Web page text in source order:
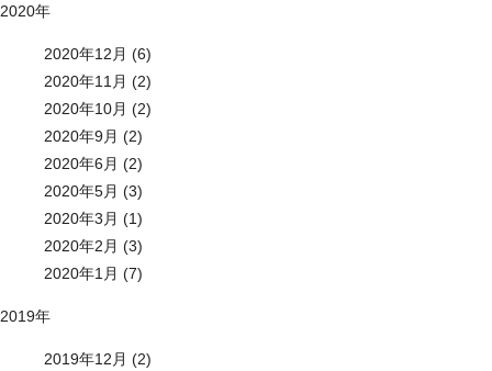
2020年
2020年12月 (6)
2020年11月 (2)
2020年10月 (2)
2020年9月 (2)
2020年6月 (2)
2020年5月 (3)
2020年3月 (1)
2020年2月 (3)
2020年1月 (7)
2019年
2019年12月 (2)